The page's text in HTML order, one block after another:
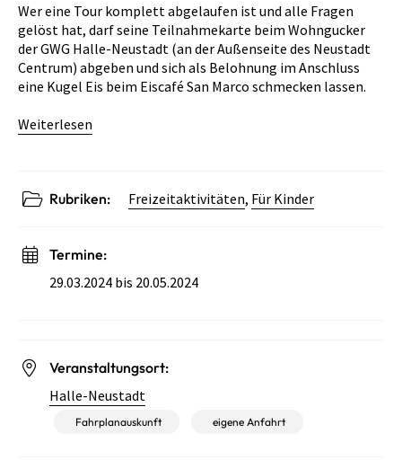
Wer eine Tour komplett abgelaufen ist und alle Fragen
gelöst hat, darf seine Teilnahmekarte beim Wohngucker
der GWG Halle-Neustadt (an der Außenseite des Neustadt
Centrum) abgeben und sich als Belohnung im Anschluss
eine Kugel Eis beim Eiscafé San Marco schmecken lassen.
Weiterlesen
Rubriken: Freizeitaktivitäten, Für Kinder
Termine:
29.03.2024 bis 20.05.2024
Veranstaltungsort:
Halle-Neustadt
Fahrplanauskunft eigene Anfahrt